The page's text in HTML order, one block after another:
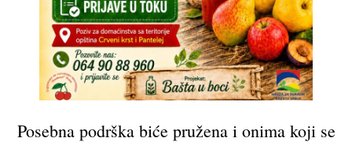
Posebna podrška biće pružena i onima koji se